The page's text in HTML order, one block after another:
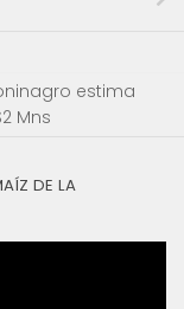
estima
Mns
DE LA